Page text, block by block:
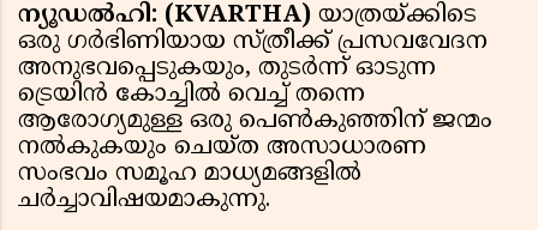
ന്യൂഡൽഹി: (KVARTHA) യാത്രയ്ക്കിടെ
ഒരു ഗർഭിണിയായ സ്ത്രീക്ക് പ്രസവവേദന
അനുഭവപ്പെടുകയും, തുടർന്ന് ഓടുന്ന
ട്രെയിൻ കോച്ചിൽ വെച്ച് തന്നെ
ആരോഗ്യമുള്ള ഒരു പെൺകുഞ്ഞിന് ജന്മം
നൽകുകയും ചെയ്ത അസാധാരണ
സംഭവം സമൂഹ മാധ്യമങ്ങളിൽ
ചർച്ചാവിഷയമാകുന്നു.